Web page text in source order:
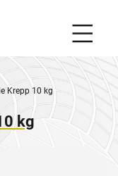
Krepp 10 kg
kg